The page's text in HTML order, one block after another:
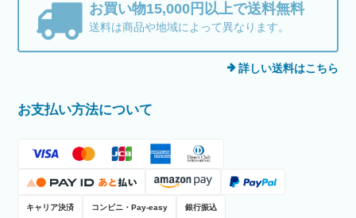
お買い物15,000円以上で送料無料
送料は商品や地域によって異なります。
詳しい送料はこちら
お支払い方法について
キャリア決済 コンビニ・Pay-easy 銀行振込